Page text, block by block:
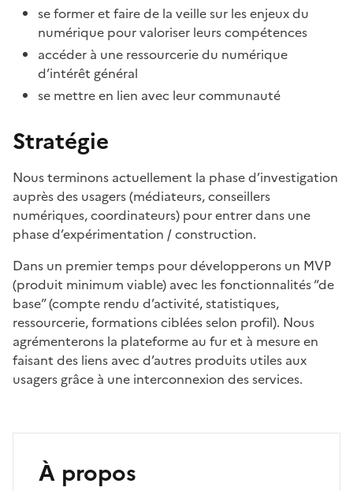
se former et faire de la veille sur les enjeux du
numérique pour valoriser leurs compétences
accéder à une ressourcerie du numérique
d’intérêt général
se mettre en lien avec leur communauté
Stratégie
Nous terminons actuellement la phase d’investigation
auprès des usagers (médiateurs, conseillers
numériques, coordinateurs) pour entrer dans une
phase d’expérimentation / construction.
Dans un premier temps pour développerons un MVP
(produit minimum viable) avec les fonctionnalités “de
base” (compte rendu d’activité, statistiques,
ressourcerie, formations ciblées selon profil). Nous
agrémenterons la plateforme au fur et à mesure en
faisant des liens avec d’autres produits utiles aux
usagers grâce à une interconnexion des services.
À propos